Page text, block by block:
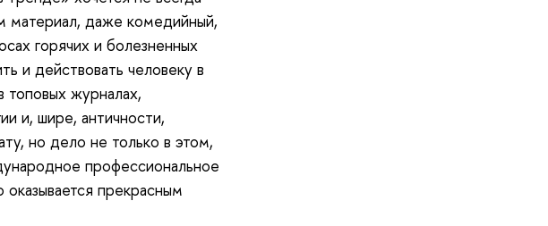
материал, даже комедийный,
горячих и болезненных
и действовать человеку в
журналах,
и, шире, античности,
но дело не только в этом,
профессиональное
прекрасным